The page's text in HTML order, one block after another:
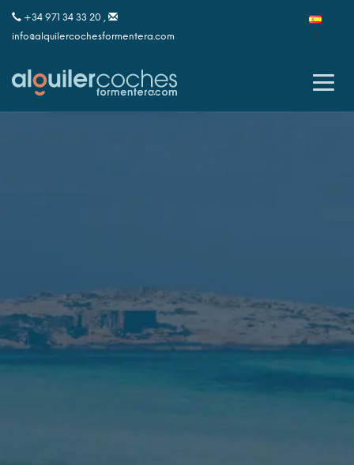
+34 971 34 33 20 ,
info@alquilercochesformentera.com